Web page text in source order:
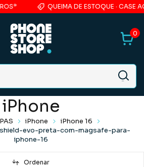
QUEIMA DE ESTOQUE · CASE
0
iPhone
iPhone
iPhone 16
evo-preta-com-magsafe-para-
iphone-16
Ordenar